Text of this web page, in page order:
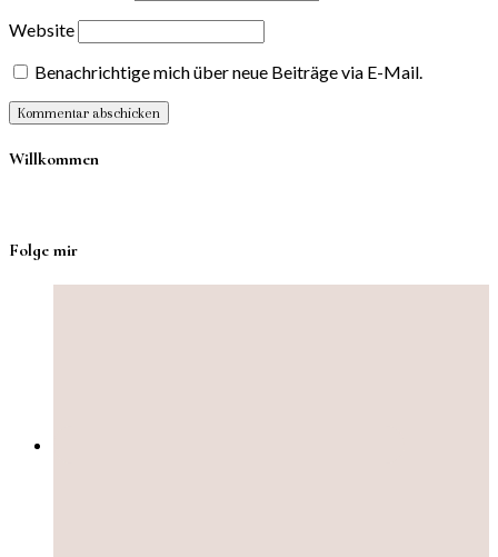
Website
Benachrichtige mich über neue Beiträge via E-Mail.
Willkommen
Folge mir